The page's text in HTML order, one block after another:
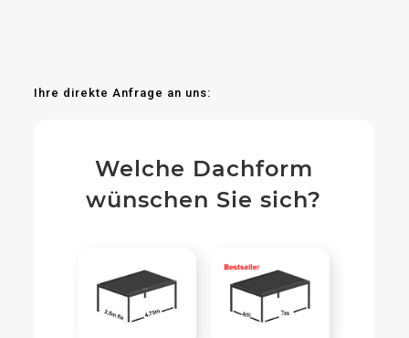
Ihre direkte Anfrage an uns:
Welche Dachform
wünschen Sie sich?